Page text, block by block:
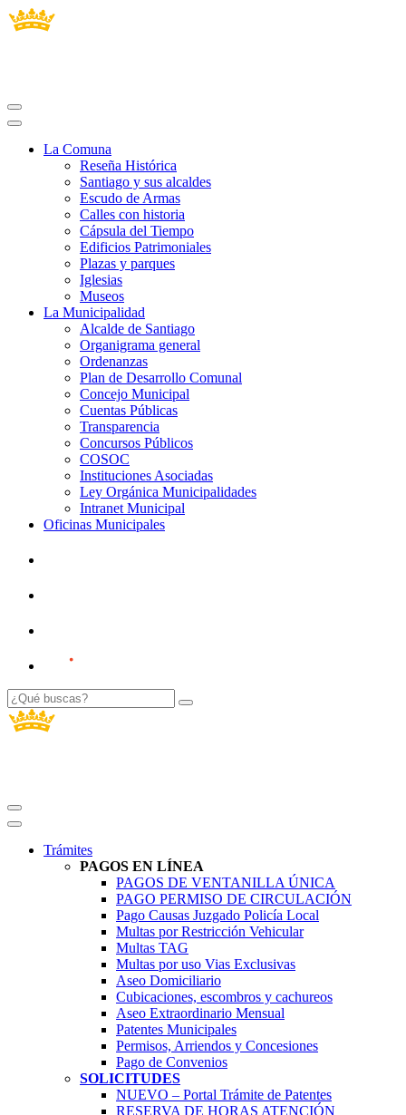
La Comuna
Reseña Histórica
Santiago y sus alcaldes
Escudo de Armas
Calles con historia
Cápsula del Tiempo
Edificios Patrimoniales
Plazas y parques
Iglesias
Museos
La Municipalidad
Alcalde de Santiago
Organigrama general
Ordenanzas
Plan de Desarrollo Comunal
Concejo Municipal
Cuentas Públicas
Transparencia
Concursos Públicos
COSOC
Instituciones Asociadas
Ley Orgánica Municipalidades
Intranet Municipal
Oficinas Municipales
Trámites
PAGOS EN LÍNEA
PAGOS DE VENTANILLA ÚNICA
PAGO PERMISO DE CIRCULACIÓN
Pago Causas Juzgado Policía Local
Multas por Restricción Vehicular
Multas TAG
Multas por uso Vias Exclusivas
Aseo Domiciliario
Cubicaciones, escombros y cachureos
Aseo Extraordinario Mensual
Patentes Municipales
Permisos, Arriendos y Concesiones
Pago de Convenios
SOLICITUDES
NUEVO – Portal Trámite de Patentes
RESERVA DE HORAS ATENCIÓN